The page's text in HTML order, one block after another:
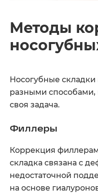
Методы
Носогубные
разными способами,
своя задача.
Филлеры
Коррекция
складка связана с
недостаточной
на основе